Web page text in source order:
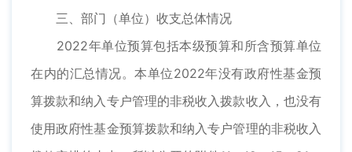
三、部门（单位）收支总体情况
2022年单位预算包括本级预算和所含预算单位
在内的汇总情况。本单位2022年没有政府性基金预
算拨款和纳入专户管理的非税收入拨款收入，也没有
使用政府性基金预算拨款和纳入专户管理的非税收入